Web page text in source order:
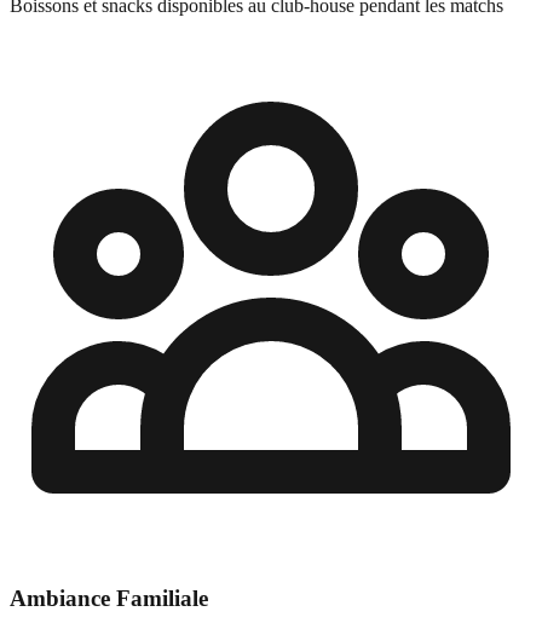
Boissons et snacks disponibles au club-house pendant les matchs
Ambiance Familiale